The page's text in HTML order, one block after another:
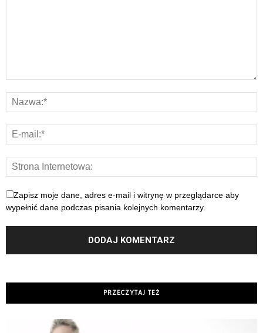
Zapisz moje dane, adres e-mail i witrynę w przeglądarce aby
wypełnić dane podczas pisania kolejnych komentarzy.
PRZECZYTAJ TEŻ